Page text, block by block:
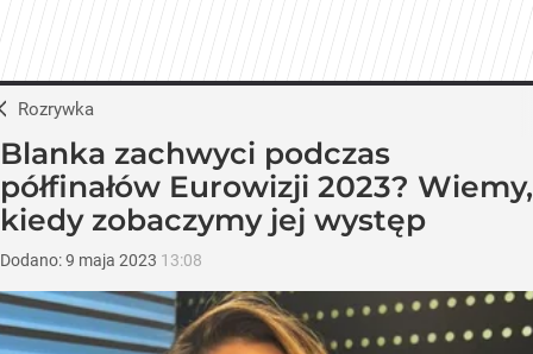
Rozrywka
Blanka zachwyci podczas
półfinałów Eurowizji 2023? Wiemy,
kiedy zobaczymy jej występ
Dodano:9 maja 2023 13:08